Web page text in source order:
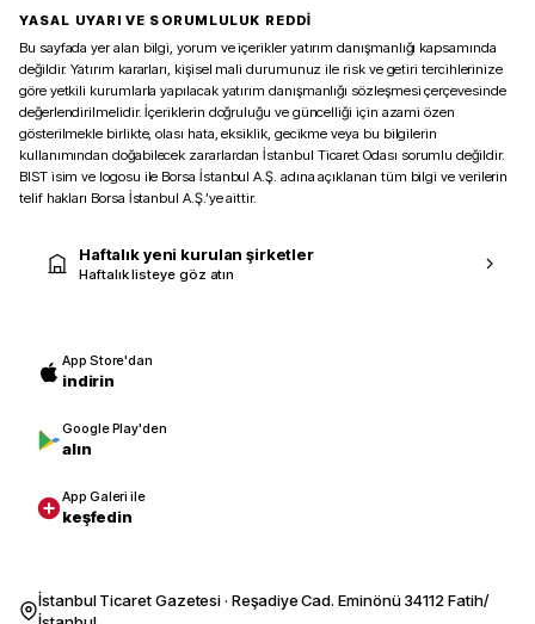
YASAL UYARI VE SORUMLULUK REDDİ
Bu sayfada yer alan bilgi, yorum ve içerikler yatırım danışmanlığı kapsamında
değildir. Yatırım kararları, kişisel mali durumunuz ile risk ve getiri tercihlerinize
göre yetkili kurumlarla yapılacak yatırım danışmanlığı sözleşmesi çerçevesinde
değerlendirilmelidir. İçeriklerin doğruluğu ve güncelliği için azami özen
gösterilmekle birlikte, olası hata, eksiklik, gecikme veya bu bilgilerin
kullanımından doğabilecek zararlardan İstanbul Ticaret Odası sorumlu değildir.
BIST isim ve logosu ile Borsa İstanbul A.Ş. adına açıklanan tüm bilgi ve verilerin
telif hakları Borsa İstanbul A.Ş.’ye aittir.
Haftalık yeni kurulan şirketler
Haftalık listeye göz atın
App Store'dan
indirin
Google Play'den
alın
App Galeri ile
keşfedin
İstanbul Ticaret Gazetesi · Reşadiye Cad. Eminönü 34112 Fatih/